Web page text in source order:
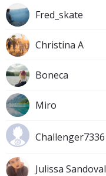
Fred_skate
Christina A
Boneca
Miro
Challenger7336
Julissa Sandoval